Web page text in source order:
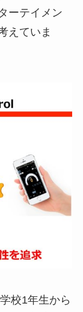
ーテイメン
えていま
校1年生から